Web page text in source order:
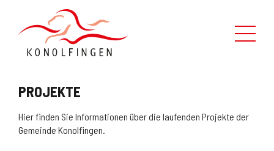
PROJEKTE
Hier finden Sie Informationen über die laufenden Projekte der
Gemeinde Konolfingen.
Leben in Konolfingen
Verwaltung